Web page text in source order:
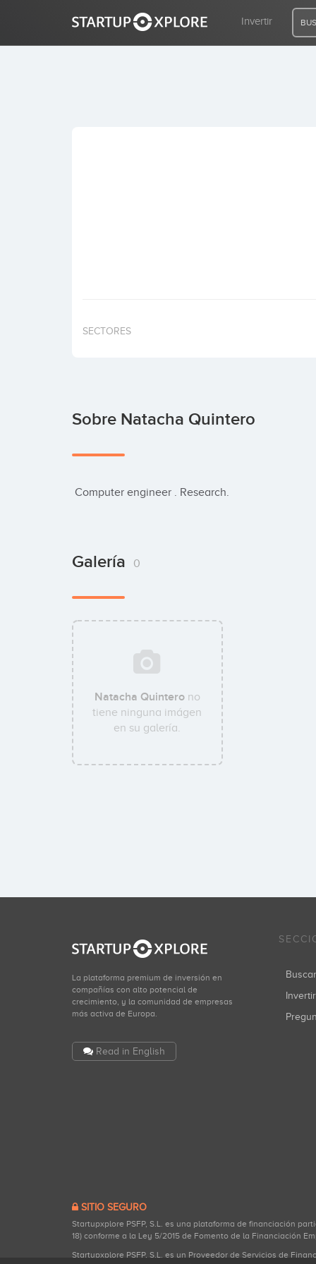
Invertir
SECTORES
Sobre Natacha Quintero
Computer engineer . Research.
Galería 0
Natacha Quinterono
tiene ninguna imágen
en su galería.
La plataforma premium de inversión en
compañías con alto potencial de
crecimiento, y la comunidad de empresas
más activa de Europa.
Read in English
SITIO SEGURO
Startupxplore PSFP, S.L. es una plataforma de financiación
18) conforme a la Ley 5/2015 de Fomento de la Financiación
Startupxplore PSFP, S.L. es un Proveedor de Servicios de